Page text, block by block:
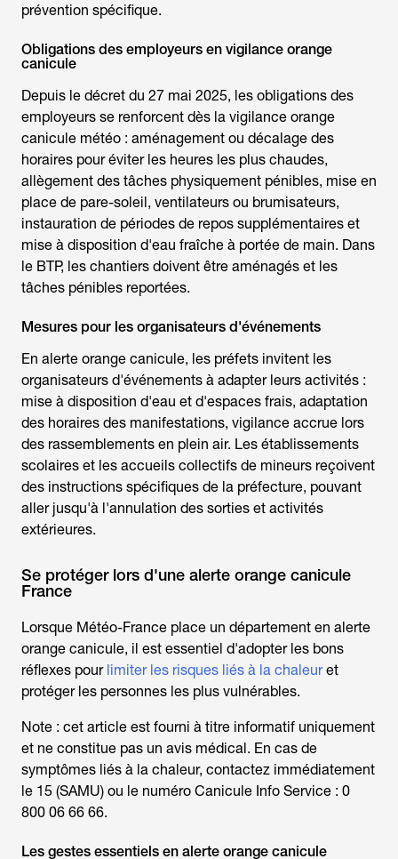
prévention spécifique.
Obligations des employeurs en vigilance orange
canicule
Depuis le décret du 27 mai 2025, les obligations des
employeurs se renforcent dès la vigilance orange
canicule météo : aménagement ou décalage des
horaires pour éviter les heures les plus chaudes,
allègement des tâches physiquement pénibles, mise en
place de pare-soleil, ventilateurs ou brumisateurs,
instauration de périodes de repos supplémentaires et
mise à disposition d'eau fraîche à portée de main. Dans
le BTP, les chantiers doivent être aménagés et les
tâches pénibles reportées.
Mesures pour les organisateurs d'événements
En alerte orange canicule, les préfets invitent les
organisateurs d'événements à adapter leurs activités :
mise à disposition d'eau et d'espaces frais, adaptation
des horaires des manifestations, vigilance accrue lors
des rassemblements en plein air. Les établissements
scolaires et les accueils collectifs de mineurs reçoivent
des instructions spécifiques de la préfecture, pouvant
aller jusqu'à l'annulation des sorties et activités
extérieures.
Se protéger lors d'une alerte orange canicule
France
Lorsque Météo-France place un département en alerte
orange canicule, il est essentiel d'adopter les bons
réflexes pour limiter les risques liés à la chaleuret
protéger les personnes les plus vulnérables.
Note : cet article est fourni à titre informatif uniquement
et ne constitue pas un avis médical. En cas de
symptômes liés à la chaleur, contactez immédiatement
le 15 (SAMU) ou le numéro Canicule Info Service : 0
800 06 66 66.
Les gestes essentiels en alerte orange canicule